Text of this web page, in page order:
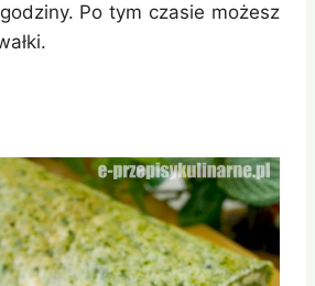
Po tym czasie możesz